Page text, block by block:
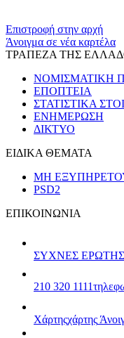
Επιστροφή στην αρχή
Άνοιγμα σε νέα καρτέλα
ΤΡΑΠΕΖΑ ΤΗΣ
ΝΟΜΙΣΜΑΤΙΚΗ
ΕΠΟΠΤΕΙΑ
ΣΤΑΤΙΣΤΙΚΑ
ΕΝΗΜΕΡΩΣΗ
ΔΙΚΤΥΟ
ΕΙΔΙΚΑ ΘΕΜΑΤΑ
ΜΗ
PSD2
ΕΠΙΚΟΙΝΩΝΙΑ
ΣΥΧΝΕΣ
210 320 1111
Χάρτηςχάρτης